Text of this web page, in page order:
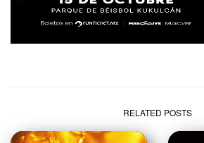
RELATED POSTS